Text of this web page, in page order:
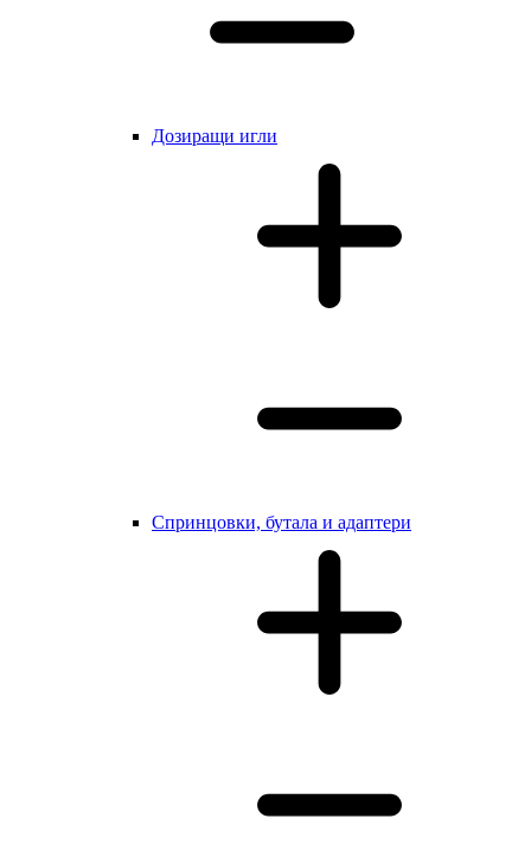
Дозиращи игли
Cпринцовки, бутала и адаптери